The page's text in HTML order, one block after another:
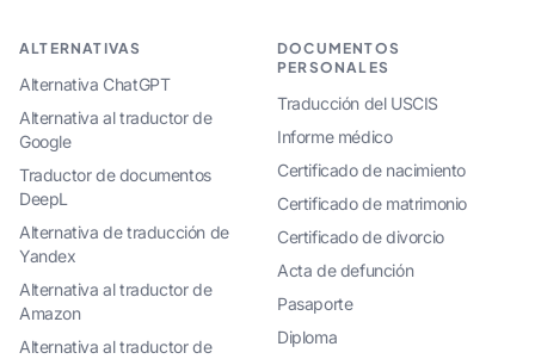
ALTERNATIVAS
Alternativa ChatGPT
Alternativa al traductor de
Google
Traductor de documentos
DeepL
Alternativa de traducción de
Yandex
Alternativa al traductor de
Amazon
Alternativa al traductor de
DOCUMENTOS
PERSONALES
Traducción del USCIS
Informe médico
Certificado de nacimiento
Certificado de matrimonio
Certificado de divorcio
Acta de defunción
Pasaporte
Diploma